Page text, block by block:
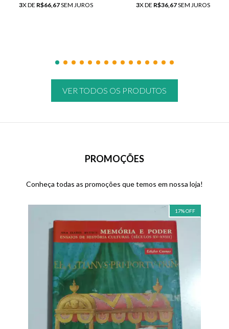
3X DE R$66,67SEM JUROS 3X DE R$36,67SEM JUROS
VER TODOS OS PRODUTOS
PROMOÇÕES
Conheça todas as promoções que temos em nossa loja!
17%OFF